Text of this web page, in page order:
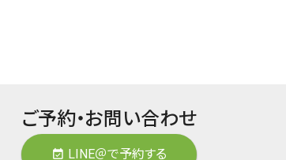
ご予約・お問い合わせ
event_available LINE＠で予約する